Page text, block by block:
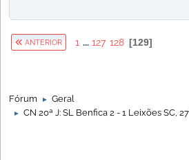
ANTERIOR 1 ... 127 128 129
Fórum ► Geral
► CN 20ª J: SL Benfica 2 - 1 Leixões SC,